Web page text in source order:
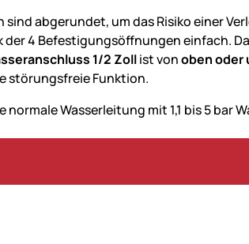
sind abgerundet, um das Risiko einer
4 Befestigungsöffnungen einfach.
1/2 Zollist vonoben oder
störungsfreie Funktion.
normale Wasserleitung mit 1,1 bis 5 bar